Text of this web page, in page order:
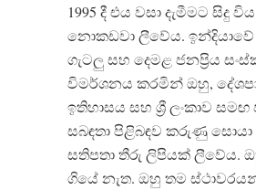
1995 දී එය වසා දැමීමට සිදු
නොකඩවා ලීවේය. ඉන්දියාවේ
ගැටලු සහ දෙමළ ජනප්‍රිය
විමර්ශනය කරමින් ඔහු,
ඉතිහාසය සහ ශ්‍රී ලංකාව
සබඳතා පිළිබඳව කරුණු
සතිපතා තීරු ලිපියක් ලීවේය.
ගියේ නැත. ඔහු තම